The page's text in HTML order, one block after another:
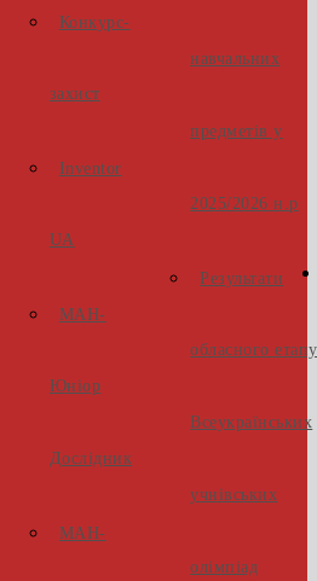
Конкурс-
захист
Inventor
UA
МАН-
Юніор
Дослідник
МАН-
навчальних
предметів у
2025/2026 н.р
Результати
обласного етапу
Всеукраїнських
учнівських
олімпіад